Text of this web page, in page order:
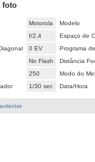
foto
Motorola
Modelo
f/2,4
Espaço de
0 EV
Programa
No Flash
Distância
250
Modo do
1/30 sec Data/Hora
anterior